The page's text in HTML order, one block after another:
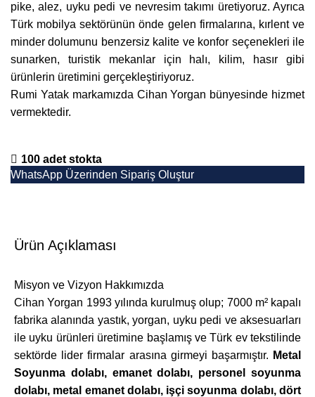
pike, alez, uyku pedi ve nevresim takımı üretiyoruz. Ayrıca
Türk mobilya sektörünün önde gelen firmalarına, kırlent ve
minder dolumunu benzersiz kalite ve konfor seçenekleri ile
sunarken, turistik mekanlar için halı, kilim, hasır gibi
ürünlerin üretimini gerçekleştiriyoruz.
Rumi Yatakmarkamızda Cihan Yorgan bünyesinde hizmet
vermektedir.
100 adet stokta
WhatsApp Üzerinden Sipariş Oluştur
Ürün Açıklaması
Misyon ve Vizyon Hakkımızda
Cihan Yorgan 1993 yılında kurulmuş olup; 7000 m² kapalı
fabrika alanında yastık, yorgan, uyku pedi ve aksesuarları
ile uyku ürünleri üretimine başlamış ve Türk ev tekstilinde
sektörde lider firmalar arasına girmeyi başarmıştır. Metal
Soyunma dolabı, emanet dolabı, personel soyunma
dolabı, metal emanet dolabı, işçi soyunma dolabı, dört